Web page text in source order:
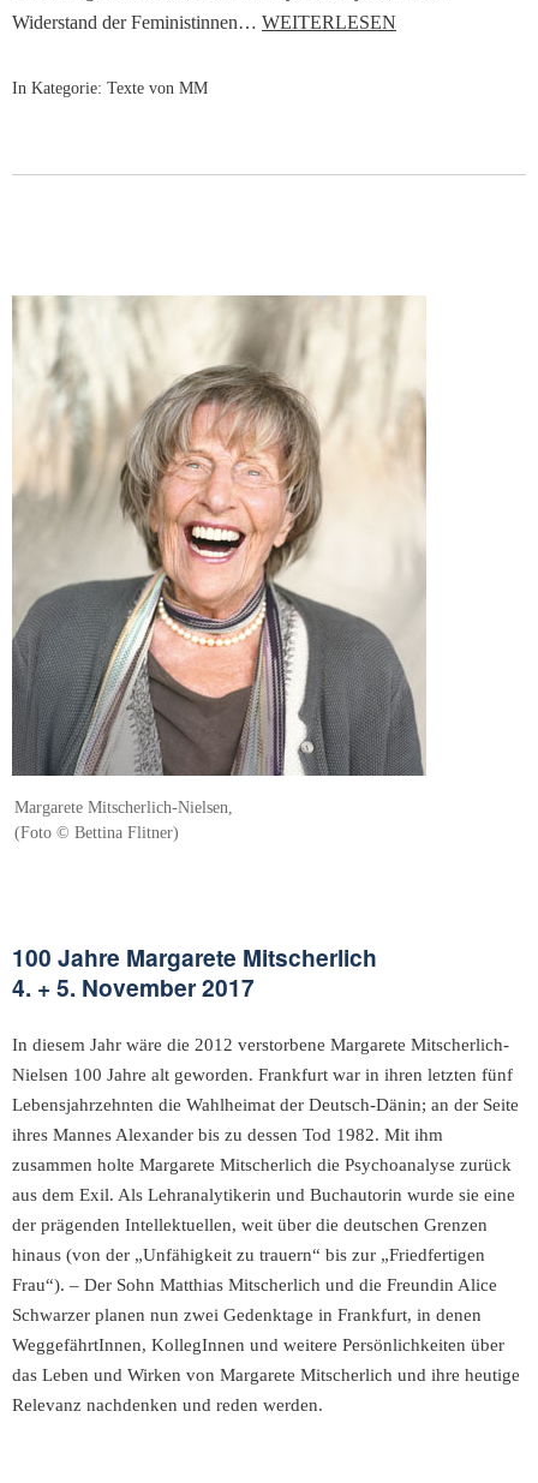
Widerstand der Feministinnen… WEITERLESEN
In Kategorie: Texte von MM
Margarete Mitscherlich-Nielsen,
(Foto © Bettina Flitner)
100 Jahre Margarete Mitscherlich
4. + 5. November 2017
In diesem Jahr wäre die 2012 verstorbene Margarete Mitscherlich-
Nielsen 100 Jahre alt geworden. Frankfurt war in ihren letzten fünf
Lebensjahrzehnten die Wahlheimat der Deutsch-Dänin; an der Seite
ihres Mannes Alexander bis zu dessen Tod 1982. Mit ihm
zusammen holte Margarete Mitscherlich die Psychoanalyse zurück
aus dem Exil. Als Lehranalytikerin und Buchautorin wurde sie eine
der prägenden Intellektuellen, weit über die deutschen Grenzen
hinaus (von der „Unfähigkeit zu trauern“ bis zur „Friedfertigen
Frau“). – Der Sohn Matthias Mitscherlich und die Freundin Alice
Schwarzer planen nun zwei Gedenktage in Frankfurt, in denen
WeggefährtInnen, KollegInnen und weitere Persönlichkeiten über
das Leben und Wirken von Margarete Mitscherlich und ihre heutige
Relevanz nachdenken und reden werden.